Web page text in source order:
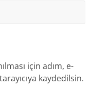
için adım, e-
kaydedilsin.